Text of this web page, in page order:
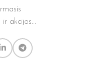
akcijas...